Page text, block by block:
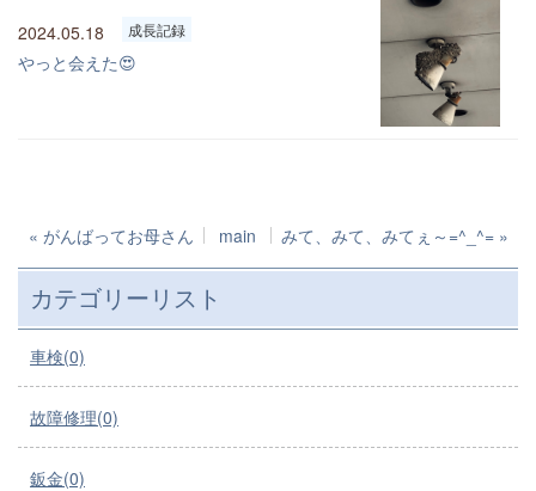
2024.05.18 成長記録
やっと会えた😍
« がんばってお母さん main みて、みて、みてぇ～=^_^=»
カテゴリーリスト
車検(0)
故障修理(0)
鈑金(0)